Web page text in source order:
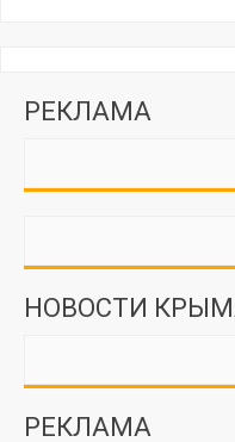
РЕКЛАМА
НОВОСТИ
РЕКЛАМА